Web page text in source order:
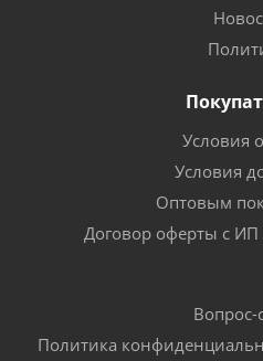
Условия
Условия
Оптовым
Договор оферты с
Вопрос-
Политика